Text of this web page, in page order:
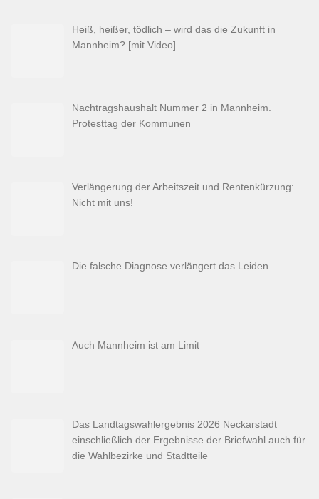
Heiß, heißer, tödlich – wird das die Zukunft in
Mannheim? [mit Video]
Nachtragshaushalt Nummer 2 in Mannheim.
Protesttag der Kommunen
Verlängerung der Arbeitszeit und Rentenkürzung:
Nicht mit uns!
Die falsche Diagnose verlängert das Leiden
Auch Mannheim ist am Limit
Das Landtagswahlergebnis 2026 Neckarstadt
einschließlich der Ergebnisse der Briefwahl auch für
die Wahlbezirke und Stadtteile